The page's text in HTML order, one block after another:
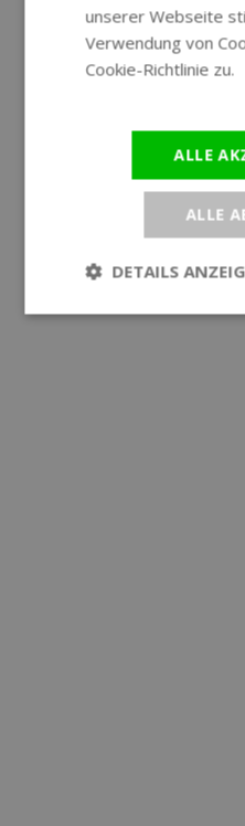
unserer Webseite
Verwendung von
Cookie-Richtlinie zu.
ALLE
ALLE
DETAILS